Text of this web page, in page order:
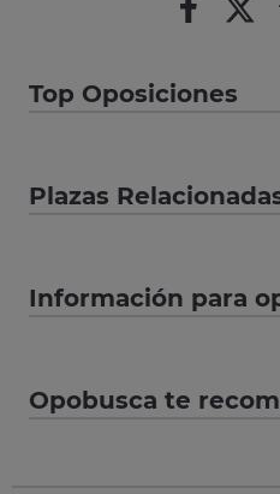
Top Oposiciones
Plazas
Información para
Opobusca te